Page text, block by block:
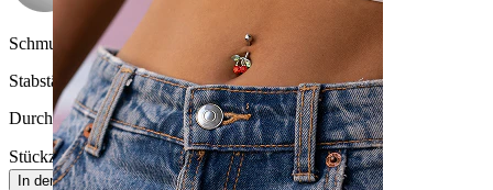
Schmucksteinfarbe:
Durchsichtig
Stabstärke:1 mm
Durchmesser:10 mm
Stückzahl: 1 Ändern
In den Warenkorb